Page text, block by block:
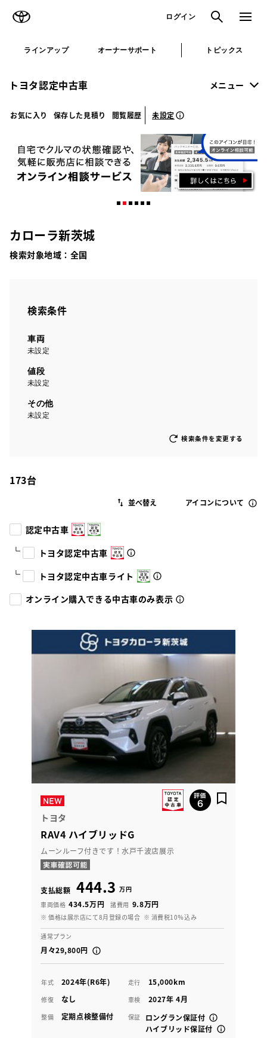
ログイン 検索 メニュ
ラインアップ オーナーサポート トピックス
トヨタ認定中古車 メニュー
お気に入り 保存した見積り 閲覧履歴 未設定
カローラ新茨城
検索対象地域： 全国
検索条件
車両
未設定
値段
未設定
その他
未設定
検索条件を変更する
173台
アイコンについて
認定中古車
トヨタ認定中古車
トヨタ認定中古車ライト
オンライン購入できる中古車のみ表示
トヨタ
RAV4 ハイブリッドG
ムーンルーフ付きです！水戸千波店展示
支払総額 444.3 万円
車両価格 434.5万円 諸費用 9.8万円
※ 価格は展示店にて8月登録の場合 ※ 消費税10％込み
通常プラン
月々29,800円
年式 2024年(R6年) 走行 15,000km
修復 なし 車検 2027年 4月
整備 定期点検整備付 保証
ロングラン保証付
ハイブリッド保証付